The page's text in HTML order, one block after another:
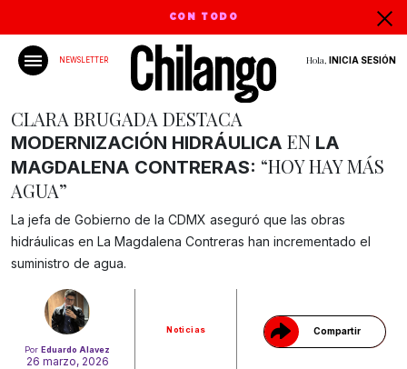
CON TODO
NEWSLETTER Hola, INICIA SESIÓN
PorEduardo Alavez
26 marzo, 2026
Noticias Compartir
Gracias!
CLARA BRUGADA DESTACA
MODERNIZACIÓN HIDRÁULICA EN LA
MAGDALENA CONTRERAS: “HOY HAY MÁS
AGUA”
La jefa de Gobierno de la CDMX aseguró que las obras
hidráulicas en La Magdalena Contreras han incrementado el
suministro de agua.